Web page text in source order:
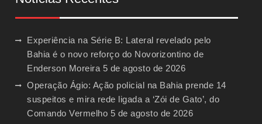
Experiência na Série B: Lateral revelado pelo
Bahia é o novo reforço do Novorizontino de
Enderson Moreira 5 de agosto de 2026
Operação Ágio: Ação policial na Bahia prende 14
suspeitos e mira rede ligada a ‘Zói de Gato’, do
Comando Vermelho 5 de agosto de 2026